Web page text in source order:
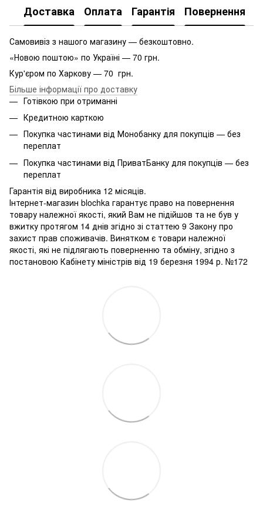
Доставка Оплата Гарантія Повернення
Самовивіз з нашого магазину — безкоштовно.
«Новою поштою» по Україні — 70 грн.
Кур'єром по Харкову — 70 грн.
Більше інформації про доставку
Готівкою при отриманні
Кредитною карткою
Покупка частинами від Монобанку для покупців — без
переплат
Покупка частинами від ПриватБанку для покупців — без
переплат
Гарантія від виробника 12 місяців.
Інтернет-магазин blochka гарантує право на повернення
товару належної якості, який Вам не підійшов та не був у
вжитку протягом 14 днів згідно зі статтею 9 Закону про
захист прав споживачів. Винятком є ​​товари належної
якості, які не підлягають поверненню та обміну, згідно з
постановою Кабінету міністрів від 19 березня 1994 р. №172